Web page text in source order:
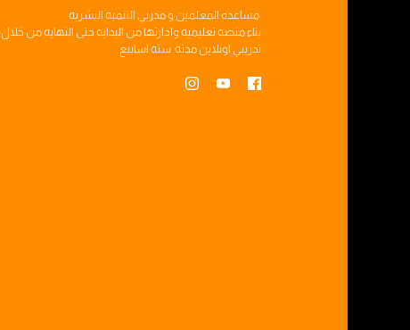
مساعده المعلمين ومدربي التنميه البشريه
بناءمنصه تعليميه وادارتها من البدايه حتى النهايه من خلال
تدريبي اونلاين مدته سته اسابيع